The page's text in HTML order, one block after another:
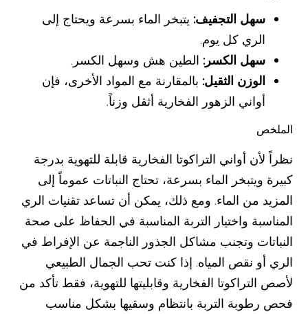
سهل التجفيف: يتبخر الماء بسرعة ويحتاج إلى
الري كل يوم.
سهل الكسر: الطين هش وسهل الكسر.
الوزن الثقيل: بالمقارنة مع المواد الأخرى، فإن
أواني الزهور الفخارية أثقل وزناً.
الملخص
نظراً لأن أواني التراكوتا الفخارية قابلة للتهوية بدرجة
كبيرة ويتبخر الماء بسرعة، تحتاج النباتات عموماً إلى
المزيد من الماء. ومع ذلك، يمكن أن تساعد تقنيات الري
المناسبة واختيار التربة المناسبة في الحفاظ على صحة
النباتات وتجنب مشاكل الجذور الناجمة عن الإفراط في
الري أو نقص المياه. إذا كنت تحب الجمال الطبيعي
لأصص التراكوتا الفخارية وقابليتها للتهوية، فقط تأكد من
فحص رطوبة التربة بانتظام وسقيها بشكل مناسب